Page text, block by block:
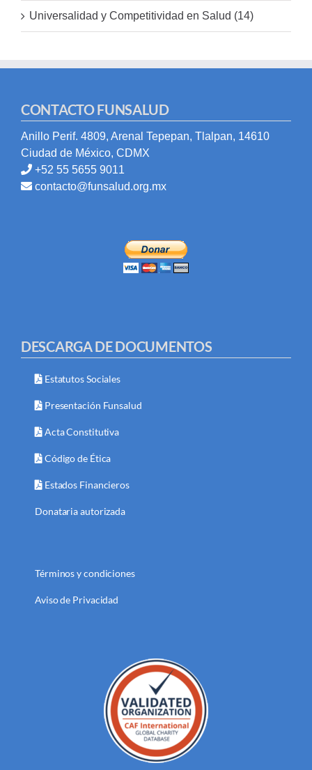
Universalidad y Competitividad en Salud (14)
CONTACTO FUNSALUD
Anillo Perif. 4809, Arenal Tepepan, Tlalpan, 14610
Ciudad de México, CDMX
+52 55 5655 9011
contacto@funsalud.org.mx
DESCARGA DE DOCUMENTOS
Estatutos Sociales
Presentación Funsalud
Acta Constitutiva
Código de Ética
Estados Financieros
Donataria autorizada
Términos y condiciones
Aviso de Privacidad